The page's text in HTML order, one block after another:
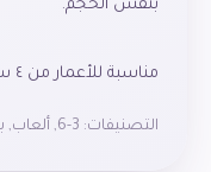
مناسبة للأعمار من ٤ سنوات فما فوق
التصنيفات: 3-6
, ألعاب,